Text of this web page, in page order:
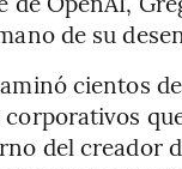
de su
cientos
del creador